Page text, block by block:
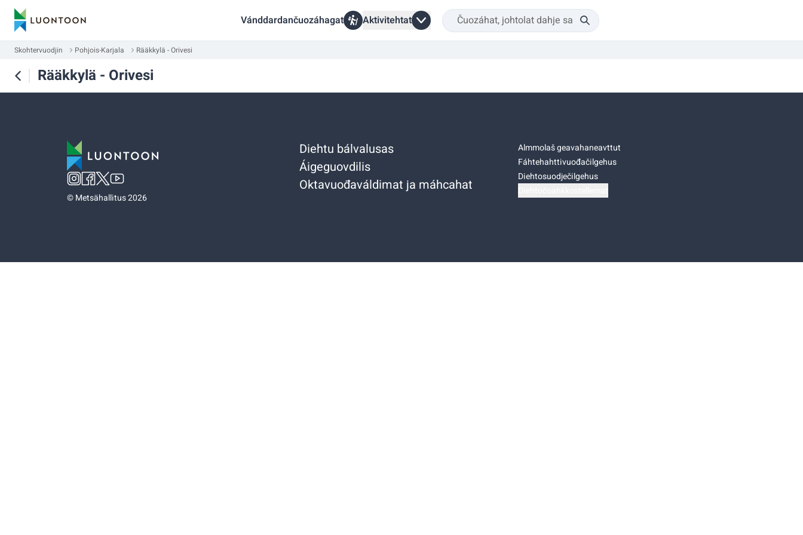
Vánddardančuozáhagat Aktivitehtat
Skohtervuodjin Pohjois-Karjala Rääkkylä - Orivesi
Rääkkylä - Orivesi
©Metsähallitus 2026
Diehtu bálvalusas
Áigeguovdilis
Oktavuođaváldimat ja máhcahat
Almmolaš geavahaneavttut
Fáhtehahttivuođačilgehus
Diehtosuodječilgehus